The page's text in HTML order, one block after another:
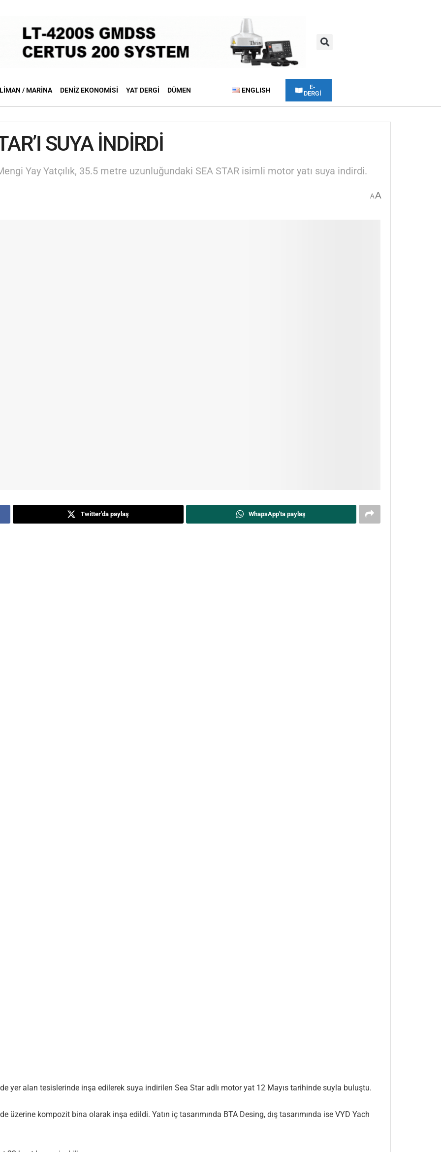
LIMAN / MARINA DENIZ EKONOMISI YAT DERGI DÜMEN ENGLISH
E-
DERGİ
SUYA İNDİRDİ
Yay Yatçılık, 35.5 metre uzunluğundaki SEA STAR isimli motor yatı suya indirdi.
AA
Twitter'da paylaş WhapsApp'ta paylaş
yer alan tesislerinde inşa edilerek suya indirilen Sea Star adlı motor yat 12 Mayıs tarihinde suyla buluştu.
kompozit bina olarak inşa edildi. Yatın iç tasarımında BTA Desing, dış tasarımında ise VYD Yach